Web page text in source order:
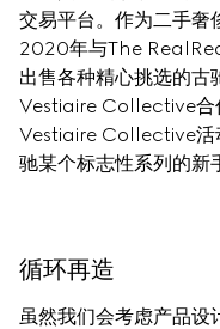
交易平台。作为二手奢
2020年与The
出售各种精心挑选的
Vestiaire Collective
Vestiaire Collective活
驰某个标志性系列的新
循环再造
虽然我们会考虑产品设